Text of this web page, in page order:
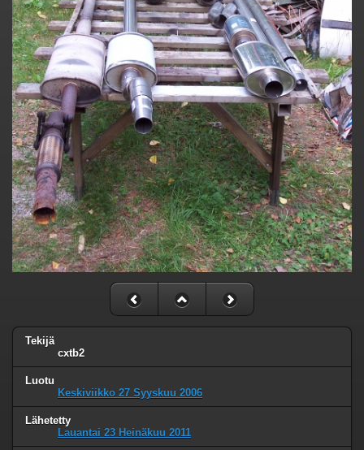
Tekijä
cxtb2
Luotu
Keskiviikko 27 Syyskuu 2006
Lähetetty
Lauantai 23 Heinäkuu 2011